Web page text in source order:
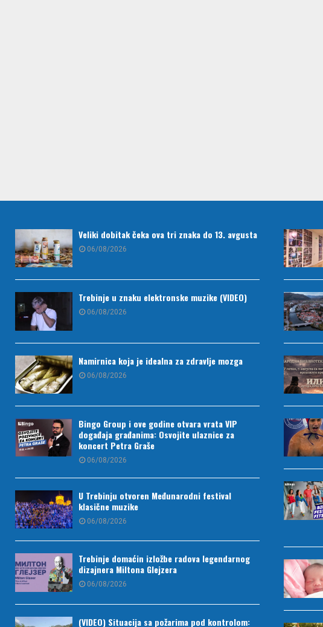
Veliki dobitak čeka ova tri znaka do 13. avgusta
06/08/2026
Trebinje u znaku elektronske muzike (VIDEO)
06/08/2026
Namirnica koja je idealna za zdravlje mozga
06/08/2026
Bingo Group i ove godine otvara vrata VIP
događaja građanima: Osvojite ulaznice za
koncert Petra Graše
06/08/2026
U Trebinju otvoren Međunarodni festival
klasične muzike
06/08/2026
Trebinje domaćin izložbe radova legendarnog
dizajnera Miltona Glejzera
06/08/2026
(VIDEO) Situacija sa požarima pod kontrolom: